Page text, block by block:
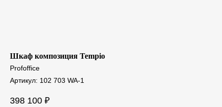
Шкаф композиция Tempio
Profoffice
Артикул: 102 703 WA-1
398 100 ₽